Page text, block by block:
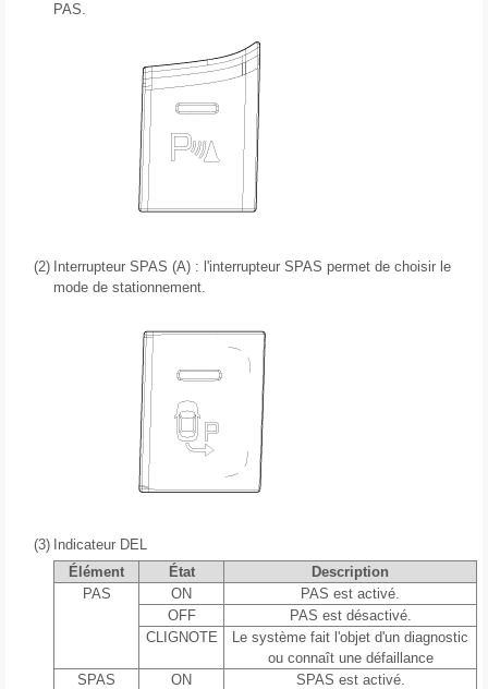
PAS.
(2) Interrupteur SPAS (A) : l'interrupteur SPAS permet de choisir le
mode de stationnement.
(3) Indicateur DEL
Élément
État
Description
PAS
ON
PAS est activé.
OFF
PAS est désactivé.
CLIGNOTE
Le système fait l'objet d'un diagnostic
ou connaît une défaillance
SPAS
ON
SPAS est activé.